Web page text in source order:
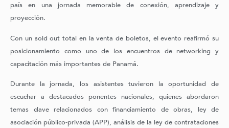
país en una jornada memorable de conexión, aprendizaje y
proyección.
Con un sold out total en la venta de boletos, el evento reafirmó su
posicionamiento como uno de los encuentros de networking y
capacitación más importantes de Panamá.
Durante la jornada, los asistentes tuvieron la oportunidad de
escuchar a destacados ponentes nacionales, quienes abordaron
temas clave relacionados con financiamiento de obras, ley de
asociación público-privada (APP), análisis de la ley de contrataciones